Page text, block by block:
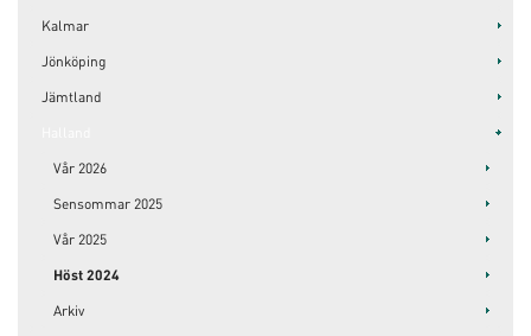
Kalmar
Jönköping
Jämtland
Vår 2026
Sensommar 2025
Vår 2025
Höst 2024
Arkiv